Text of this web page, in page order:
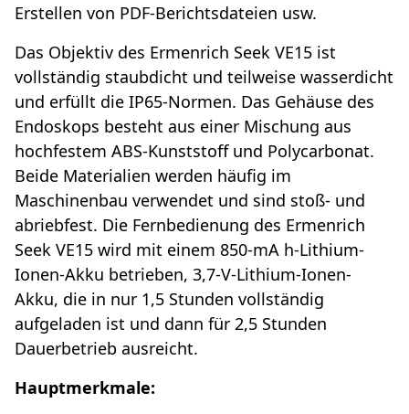
Erstellen von PDF-Berichtsdateien usw.
Das Objektiv des Ermenrich Seek VE15 ist
vollständig staubdicht und teilweise wasserdicht
und erfüllt die IP65-Normen. Das Gehäuse des
Endoskops besteht aus einer Mischung aus
hochfestem ABS-Kunststoff und Polycarbonat.
Beide Materialien werden häufig im
Maschinenbau verwendet und sind stoß- und
abriebfest. Die Fernbedienung des Ermenrich
Seek VE15 wird mit einem 850-mA h-Lithium-
Ionen-Akku betrieben, 3,7-V-Lithium-Ionen-
Akku, die in nur 1,5 Stunden vollständig
aufgeladen ist und dann für 2,5 Stunden
Dauerbetrieb ausreicht.
Hauptmerkmale: